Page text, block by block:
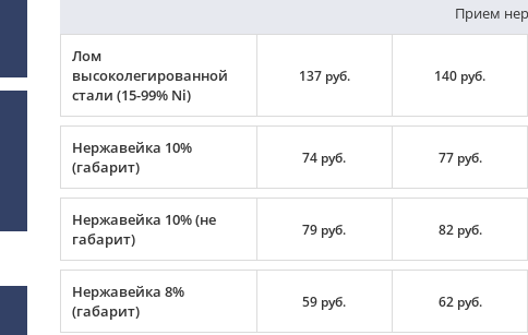
Прием
Лом
высоколегированной
стали (15-99% Ni)
137 руб. 140 руб.
Нержавейка 10%
(габарит)
74 руб. 77 руб.
Нержавейка 10% (не
габарит)
79 руб. 82 руб.
Нержавейка 8%
(габарит)
59 руб. 62 руб.